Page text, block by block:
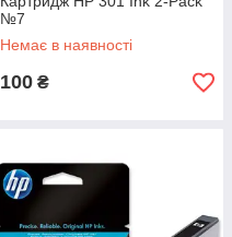
№7
Немає в наявності
100 ₴